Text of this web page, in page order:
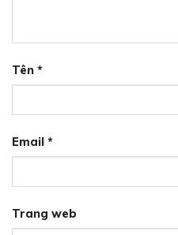
Tên *
Email *
Trang web